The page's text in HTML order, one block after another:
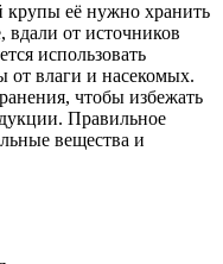
крупы её нужно хранить
от источников
использовать
от влаги и насекомых.
чтобы избежать
Правильное
вещества и